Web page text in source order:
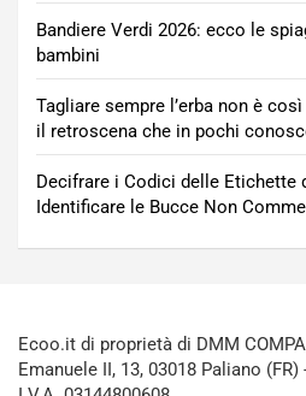
Bandiere Verdi 2026: ecco le
bambini
Tagliare sempre l’erba non è
il retroscena che in pochi
Decifrare i Codici delle Etichette
Identificare le Bucce Non
Ecoo.it di proprietà di DMM
Emanuele II, 13, 03018 Paliano